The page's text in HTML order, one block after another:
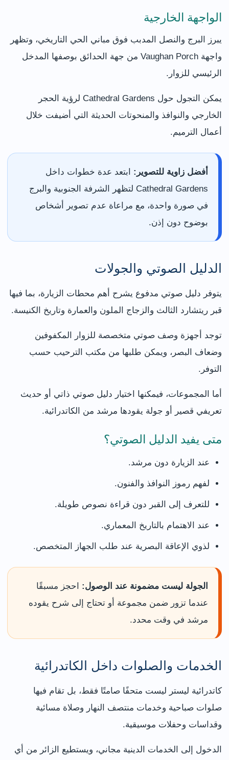
الواجهة الخارجية
يبرز البرج والنصل المدبب فوق مباني الحي التاريخي، وتظهر
واجهة Vaughan Porch من جهة الحدائق بوصفها المدخل
الرئيسي للزوار.
يمكن التجول حول Cathedral Gardens لرؤية الحجر
الخارجي والنوافذ والمنحوتات الحديثة التي أضيفت خلال
أعمال الترميم.
أفضل زاوية للتصوير: ابتعد عدة خطوات داخل
Cathedral Gardens لتظهر الشرفة الجنوبية والبرج
في صورة واحدة، مع مراعاة عدم تصوير أشخاص
بوضوح دون إذن.
الدليل الصوتي والجولات
يتوفر دليل صوتي مدفوع يشرح أهم محطات الزيارة، بما فيها
قبر ريتشارد الثالث والزجاج الملون والعمارة وتاريخ الكنيسة.
توجد أجهزة وصف صوتي متخصصة للزوار المكفوفين
وضعاف البصر، ويمكن طلبها من مكتب الترحيب حسب
التوفر.
أما المجموعات، فيمكنها اختيار دليل صوتي ذاتي أو حديث
تعريفي قصير أو جولة يقودها مرشد من الكاتدرائية.
متى يفيد الدليل الصوتي؟
عند الزيارة دون مرشد.
لفهم رموز النوافذ والفنون.
للتعرف إلى القبر دون قراءة نصوص طويلة.
عند الاهتمام بالتاريخ المعماري.
لذوي الإعاقة البصرية عند طلب الجهاز المتخصص.
الجولة ليست مضمونة عند الوصول: احجز مسبقًا
عندما تزور ضمن مجموعة أو تحتاج إلى شرح يقوده
مرشد في وقت محدد.
الخدمات والصلوات داخل الكاتدرائية
كاتدرائية ليستر ليست متحفًا صامتًا فقط، بل تقام فيها
صلوات صباحية وخدمات منتصف النهار وصلاة مسائية
وقداسات وحفلات موسيقية.
الدخول إلى الخدمات الدينية مجاني، ويستطيع الزائر من أي